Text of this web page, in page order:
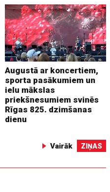
Augustā ar koncertiem,
sporta pasākumiem un
ielu mākslas
priekšnesumiem svinēs
Rīgas 825. dzimšanas
dienu
Vairāk ZIŅAS